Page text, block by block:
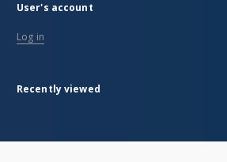
User's account
Log in
Recently viewed